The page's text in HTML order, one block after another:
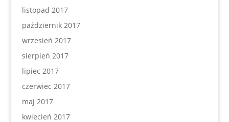
listopad 2017
październik 2017
wrzesień 2017
sierpień 2017
lipiec 2017
czerwiec 2017
maj 2017
kwiecień 2017